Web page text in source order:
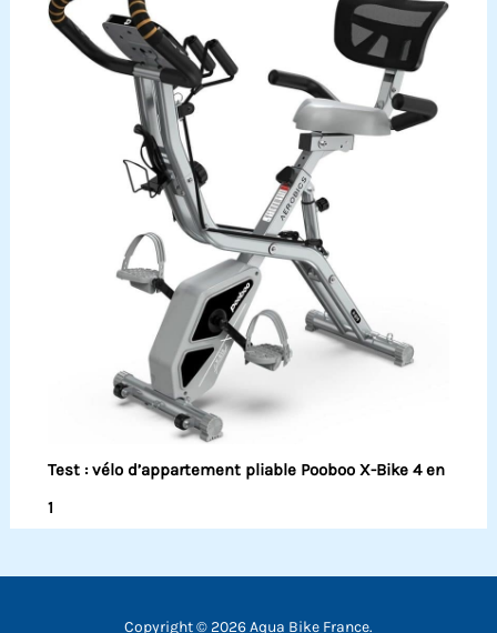
Test : vélo d’appartement pliable Pooboo X-Bike 4 en
1
Copyright © 2026 Aqua Bike France.